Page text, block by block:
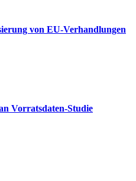
von EU-Verhandlungen
Vorratsdaten-Studie